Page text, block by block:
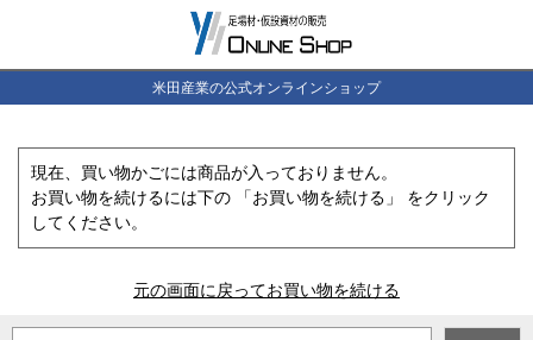
米田産業の公式オンラインショップ
現在、買い物かごには商品が入っておりません。
お買い物を続けるには下の 「お買い物を続ける」 をクリック
してください。
元の画面に戻ってお買い物を続ける